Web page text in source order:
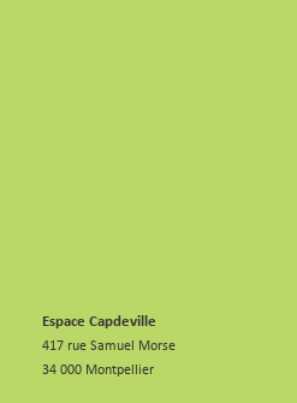
Espace Capdeville
417 rue Samuel Morse
34 000 Montpellier